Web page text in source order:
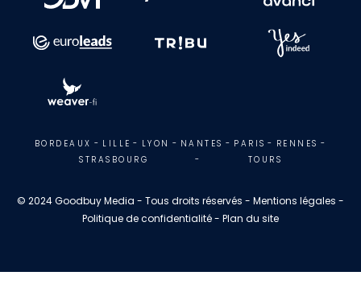
BORDEAUX - LILLE - LYON - NANTES - PARIS - RENNES -
STRASBOURG
- TOURS
© 2024 Goodbuy Media - Tous droits réservés - Mentions légales -
Politique de confidentialité - Plan du site